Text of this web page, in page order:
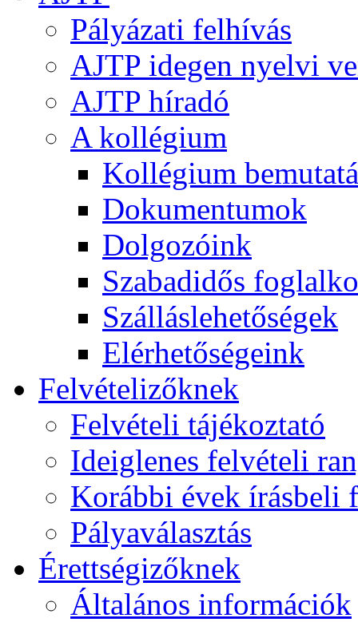
Pályázati felhívás
AJTP idegen nyelvi
AJTP híradó
A kollégium
Kollégium
Dokumentumok
Dolgozóink
Szabadidős
Szálláslehetőségek
Elérhetőségeink
Felvételizőknek
Felvételi tájékoztató
Ideiglenes felvételi
Korábbi évek írásbeli
Pályaválasztás
Érettségizőknek
Általános információk